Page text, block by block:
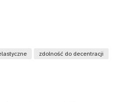
zdolność do decentracji